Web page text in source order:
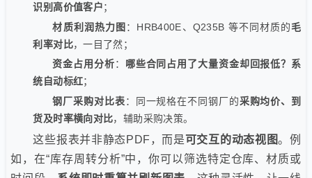
识别高价值客户；
材质利润热力图：HRB400E、Q235B 等不同材质的毛
利率对比，一目了然；
资金占用分析： 哪些合同占用了大量资金却回报低？系
统自动标红；
钢厂采购对比表：同一规格在不同钢厂的采购均价、到
货及时率横向对比，辅助采购决策。
这些报表并非静态PDF，而是可交互的动态视图。例
如，在“库存周转分析”中，你可以筛选特定仓库、材质或